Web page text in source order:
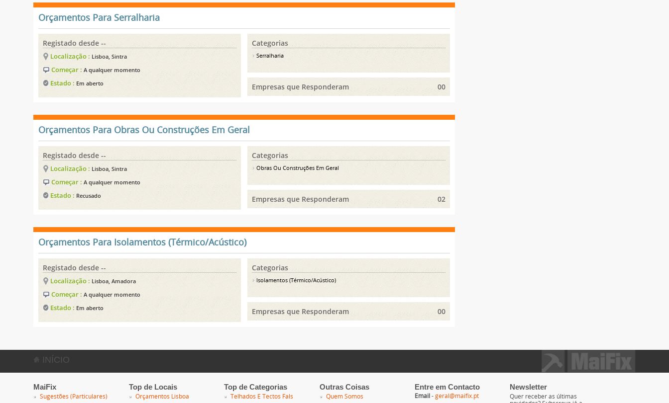
Orçamentos Para Serralharia
Registado desde --
Localização : Lisboa, Sintra
Começar :A qualquer momento
Estado : Em aberto
Categorias
Serralharia
Empresas que Responderam 00
Orçamentos Para Obras Ou Construções Em Geral
Registado desde --
Localização : Lisboa, Sintra
Começar :A qualquer momento
Estado : Recusado
Categorias
Obras Ou Construções Em Geral
Empresas que Responderam 02
Orçamentos Para Isolamentos (Térmico/Acústico)
Registado desde --
Localização : Lisboa, Amadora
Começar :A qualquer momento
Estado : Em aberto
Categorias
Isolamentos (Térmico/Acústico)
Empresas que Responderam 00
INÍCIO
MaiFix
Sugestões (Particulares)
Top de Locais
Orçamentos Lisboa
Top de Categorias
Telhados E Tectos Fals
Outras Coisas
Quem Somos
Entre em Contacto
Email- geral@maifix.pt
Newsletter
Quer receber as últimas